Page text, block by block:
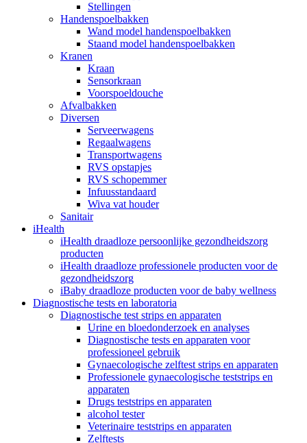
Stellingen
Handenspoelbakken
Wand model handenspoelbakken
Staand model handenspoelbakken
Kranen
Kraan
Sensorkraan
Voorspoeldouche
Afvalbakken
Diversen
Serveerwagens
Regaalwagens
Transportwagens
RVS opstapjes
RVS schopemmer
Infuusstandaard
Wiva vat houder
Sanitair
iHealth
iHealth draadloze persoonlijke gezondheidszorg
producten
iHealth draadloze professionele producten voor de
gezondheidszorg
iBaby draadloze producten voor de baby wellness
Diagnostische tests en laboratoria
Diagnostische test strips en apparaten
Urine en bloedonderzoek en analyses
Diagnostische tests en apparaten voor
professioneel gebruik
Gynaecologische zelftest strips en apparaten
Professionele gynaecologische teststrips en
apparaten
Drugs teststrips en apparaten
alcohol tester
Veterinaire teststrips en apparaten
Zelftests